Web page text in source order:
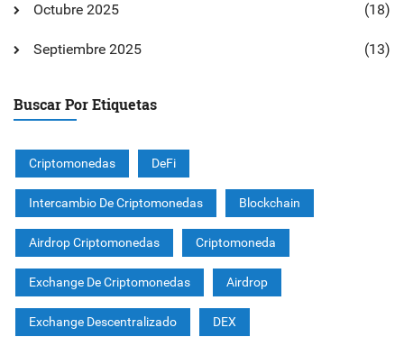
Octubre 2025 (18)
Septiembre 2025 (13)
Buscar Por Etiquetas
Criptomonedas DeFi
Intercambio De Criptomonedas Blockchain
Airdrop Criptomonedas Criptomoneda
Exchange De Criptomonedas Airdrop
Exchange Descentralizado DEX